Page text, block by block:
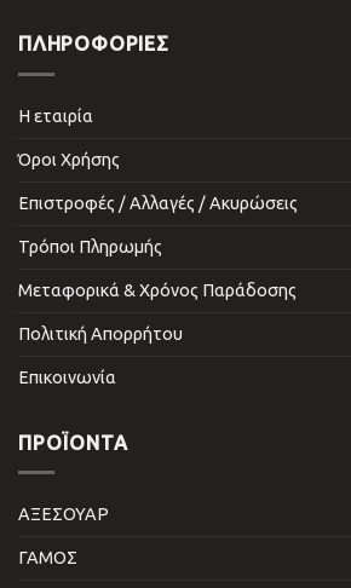
ΠΛΗΡΟΦΟΡΙΕΣ
Η εταιρία
Όροι Χρήσης
Επιστροφές / Αλλαγές / Ακυρώσεις
Τρόποι Πληρωμής
Μεταφορικά & Χρόνος Παράδοσης
Πολιτική Απορρήτου
Επικοινωνία
ΠΡΟΪΌΝΤΑ
ΑΞΕΣΟΥΑΡ
ΓΑΜΟΣ